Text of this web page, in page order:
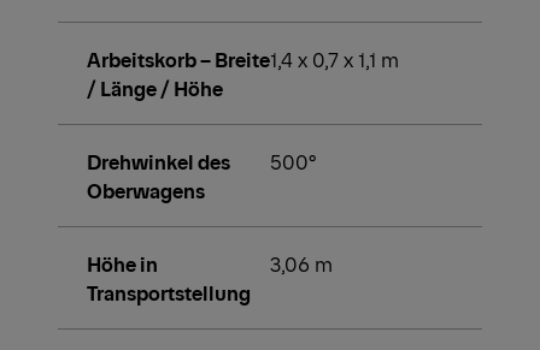
Arbeitskorb – Breite
/ Länge / Höhe
1,4 x 0,7 x 1,1 m
Drehwinkel des
Oberwagens
500°
Höhe in
Transportstellung
3,06 m